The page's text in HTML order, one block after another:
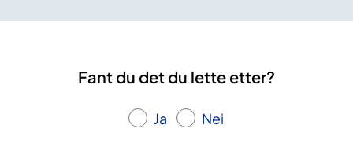
Fant du det du lette etter?
Ja Nei